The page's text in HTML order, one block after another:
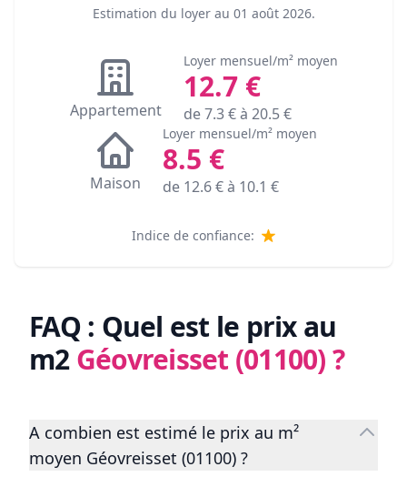
Estimation du loyer au 01 août 2026.
Appartement
Loyer mensuel/m² moyen
12.7€
de7.3€ à 20.5€
Maison
Loyer mensuel/m² moyen
8.5 €
de 12.6€ à 10.1 €
Indice de confiance:
FAQ : Quel est le prix au
m2Géovreisset (01100)?
A combien est estimé le prix au m²
moyen Géovreisset (01100) ?